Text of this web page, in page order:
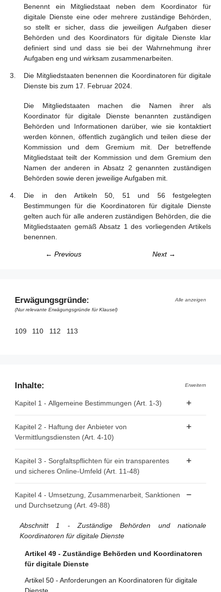
Benennt ein Mitgliedstaat neben dem Koordinator für
digitale Dienste eine oder mehrere zuständige Behörden,
so stellt er sicher, dass die jeweiligen Aufgaben dieser
Behörden und des Koordinators für digitale Dienste klar
definiert sind und dass sie bei der Wahrnehmung ihrer
Aufgaben eng und wirksam zusammenarbeiten.
Die Mitgliedstaaten benennen die Koordinatoren für digitale
Dienste bis zum 17. Februar 2024.
Die Mitgliedstaaten machen die Namen ihrer als
Koordinator für digitale Dienste benannten zuständigen
Behörden und Informationen darüber, wie sie kontaktiert
werden können, öffentlich zugänglich und teilen diese der
Kommission und dem Gremium mit. Der betreffende
Mitgliedstaat teilt der Kommission und dem Gremium den
Namen der anderen in Absatz 2 genannten zuständigen
Behörden sowie deren jeweilige Aufgaben mit.
Die in den Artikeln 50, 51 und 56 festgelegten
Bestimmungen für die Koordinatoren für digitale Dienste
gelten auch für alle anderen zuständigen Behörden, die die
Mitgliedstaaten gemäß Absatz 1 des vorliegenden Artikels
benennen.
← Previous Next →
Erwägungsgründe:
Alle anzeigen
(Nur relevante Erwägungsgründe für Klausel)
109 110 112 113
Inhalte: Erweitern
Kapitel 1 - Allgemeine Bestimmungen (Art. 1-3)
Artikel 2 - Geltungsbereich
Kapitel 2 - Haftung der Anbieter von
Vermittlungsdiensten (Art. 4-10)
Artikel 5 - "Caching"
Artikel 7 - Freiwillige Untersuchungen auf Eigeninitiative
Artikel 8 - Keine allgemeine Verpflichtung zur
Überwachung oder aktiven Nachforschung
Artikel 9 - Anordnungen zum Vorgehen gegen
rechtswidrige Inhalte
Artikel 10 - Auskunftsanordnungen
Kapitel 3 - Sorgfaltspflichten für ein transparentes
und sicheres Online-Umfeld (Art. 11-48)
Abschnitt 1 - Bestimmungen für alle Anbieter von
Vermittlungsdiensten
Mitgliedstaaten, die Kommission und den Vorstand
Artikel 13 - Gesetzlicher Vertreter
Artikel 14 - Allgemeine Geschäftsbedingungen
Kapitel 4 - Umsetzung, Zusammenarbeit, Sanktionen
und Durchsetzung (Art. 49-88)
Abschnitt 1 - Zuständige Behörden und nationale
Koordinatoren für digitale Dienste
Artikel 49 - Zuständige Behörden und Koordinatoren
für digitale Dienste
Artikel 50 - Anforderungen an Koordinatoren für digitale
Dienste